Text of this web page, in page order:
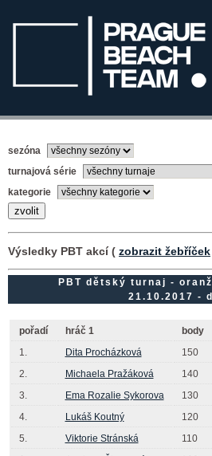
sezóna
turnajová série
kategorie
Výsledky PBT akcí ( zobrazit žebříček
PBT dětský turnaj -
21.10.2017 -
pořadí hráč 1 body
1.
Dita Procházková 150
2.
Michaela Pražáková 140
3.
Ema Rozalie Sykorova 130
4.
Lukáš Koutný 120
5.
Viktorie Stránská 110